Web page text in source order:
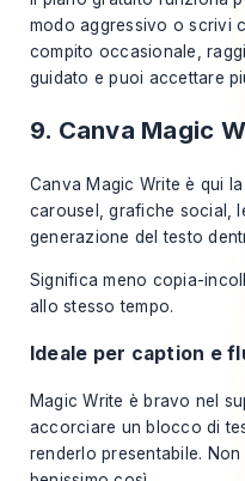
modo aggressivo o scrivi
compito occasionale,
guidato e puoi accettare
9. Canva Magic
Canva Magic Write è qui
carousel, grafiche social,
generazione del testo
Significa meno copia-
allo stesso tempo.
Ideale per caption e
Magic Write è bravo nel
accorciare un blocco di
renderlo presentabile.